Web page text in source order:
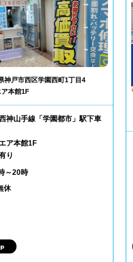
神戸市西区学園西町1丁目4
本館1F
神山手線「学園都市」駅下車
ア本館1F
り
～20時
休